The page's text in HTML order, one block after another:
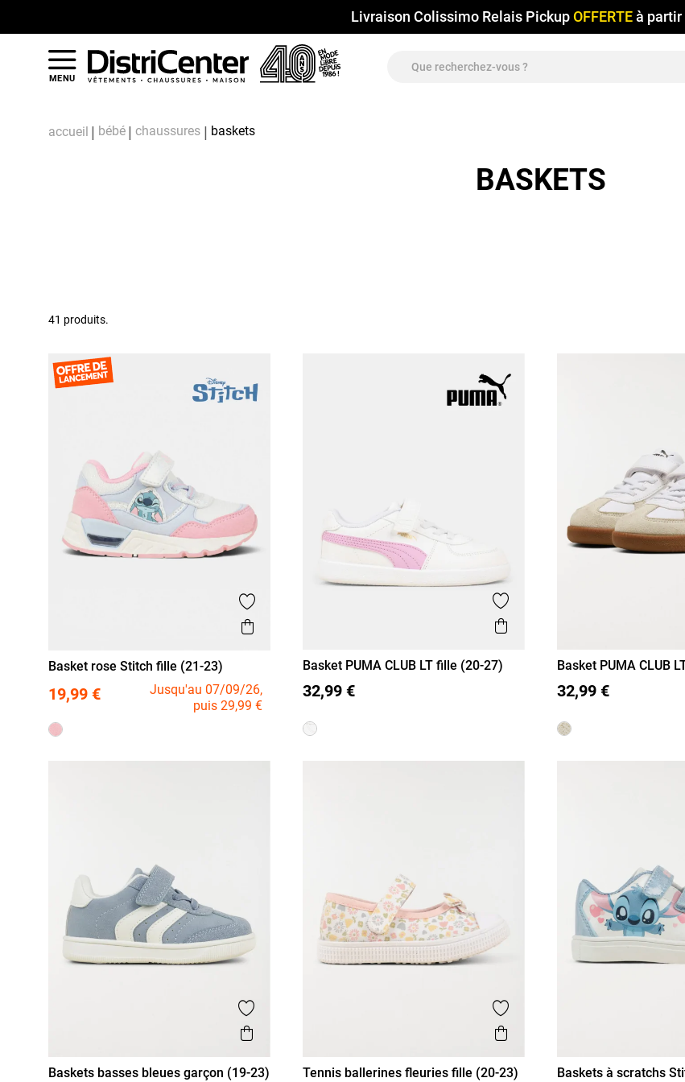
Livraison Colissimo Relais Pickup OFFERTEà partir
MENU
accueil bébé chaussures baskets
BASKETS
41 produits.
Ajouter aux favoris
Aperçu rapide
21 22
Basket rose Stitch fille (21-23)
19,99 €
Jusqu'au 07/09/26,
puis 29,99 €
Ajouter aux favoris
Aperçu rapide
20 21 22 23 24 26
Basket PUMA CLUB LT fille (20-27)
32,99 €
20 21 22 23 24
Basket PUMA CLUB
32,99 €
Ajouter aux favoris
Aperçu rapide
Baskets basses bleues garçon (19-23)
Ajouter aux favoris
Aperçu rapide
Tennis ballerines fleuries fille (20-23) Baskets à scratchs